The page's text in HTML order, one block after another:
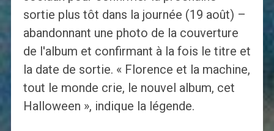
sortie plus tôt dans la journée (19 août) –
abandonnant une photo de la couverture
de l'album et confirmant à la fois le titre et
la date de sortie. « Florence et la machine,
tout le monde crie, le nouvel album, cet
Halloween », indique la légende.